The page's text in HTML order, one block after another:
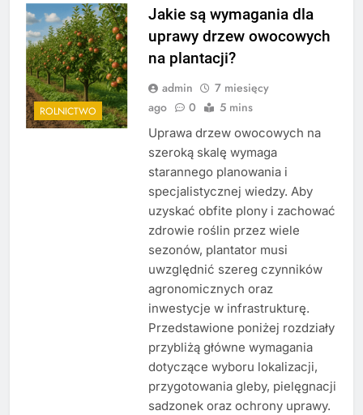
ROLNICTWO
Jakie są wymagania dla
uprawy drzew owocowych
na plantacji?
admin
7 miesięcy
ago
0 5 mins
Uprawa drzew owocowych na
szeroką skalę wymaga
starannego planowania i
specjalistycznej wiedzy. Aby
uzyskać obfite plony i zachować
zdrowie roślin przez wiele
sezonów, plantator musi
uwzględnić szereg czynników
agronomicznych oraz
inwestycje w infrastrukturę.
Przedstawione poniżej rozdziały
przybliżą główne wymagania
dotyczące wyboru lokalizacji,
przygotowania gleby, pielęgnacji
sadzonek oraz ochrony uprawy.